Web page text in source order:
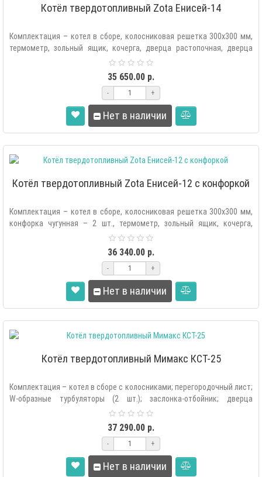
Котёл твердотопливный Zota Енисей-14
Комплектация – котел в сборе, колосниковая решетка 300х300 мм,
термометр, зольный ящик, кочерга, дверца растопочная, дверца
35 650.00 р.
- +
Нет в наличии
Котёл твердотопливный Zota Енисей-12 с конфоркой
Комплектация – котел в сборе, колосниковая решетка 300х300 мм,
конфорка чугунная – 2 шт., термометр, зольный ящик, кочерга,
36 340.00 р.
- +
Нет в наличии
Котёл твердотопливный Мимакс КСТ-25
Комплектация – котел в сборе с колосниками; перегородочный лист;
W-образные турбуляторы (2 шт.); заслонка-отбойник; дверца
37 290.00 р.
- +
Нет в наличии